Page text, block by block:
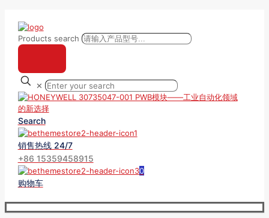
Products search
✕
Search
销售热线 24/7
+86 15359458915
0
购物车